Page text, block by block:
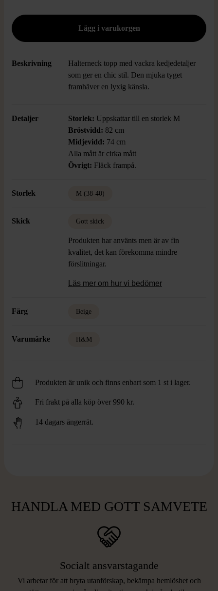
Beskrivning
Halterneck topp med vackra kedjedetaljer
som ger en chic stil. Den mjuka tyget
framhäver en lyxig känsla.
Detaljer Storlek: Uppskattar till en storlek M
Bröstvidd: 82 cm
Midjevidd: 74 cm
Alla mått är cirka mått
Övrigt: Fläck frampå.
Storlek M (38-40)
Skick Gott skick
Produkten har använts men är av fin
kvalitet, det kan förekomma mindre
förslitningar.
Läs mer om hur vi bedömer
Färg Beige
Varumärke H&M
Produkten är unik och finns enbart som 1 st i lager.
Fri frakt på alla köp över 990 kr.
14 dagars ångerrät.
HANDLA MED GOTT SAMVETE
Socialt ansvarstagande
Vi arbetar för att bryta utanförskap, bekämpa hemlöshet och